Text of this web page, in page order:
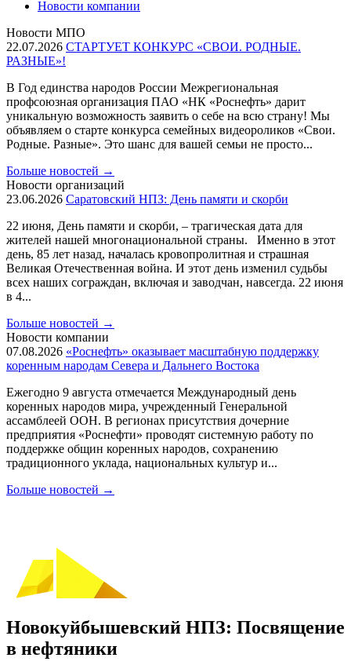
Новости компании
Новости МПО
22.07.2026 СТАРТУЕТ КОНКУРС «СВОИ. РОДНЫЕ.
РАЗНЫЕ»!
В Год единства народов России Межрегиональная
профсоюзная организация ПАО «НК «Роснефть» дарит
уникальную возможность заявить о себе на всю страну! Мы
объявляем о старте конкурса семейных видеороликов «Свои.
Родные. Разные». Это шанс для вашей семьи не просто...
Больше новостей →
Новости организаций
23.06.2026 Саратовский НПЗ: День памяти и скорби
22 июня, День памяти и скорби, – трагическая дата для
жителей нашей многонациональной страны. Именно в этот
день, 85 лет назад, началась кровопролитная и страшная
Великая Отечественная война. И этот день изменил судьбы
всех наших сограждан, включая и заводчан, навсегда. 22 июня
в 4...
Больше новостей →
Новости компании
07.08.2026 «Роснефть» оказывает масштабную поддержку
коренным народам Севера и Дальнего Востока
Ежегодно 9 августа отмечается Международный день
коренных народов мира, учрежденный Генеральной
ассамблеей ООН. В регионах присутствия дочерние
предприятия «Роснефти» проводят системную работу по
поддержке общин коренных народов, сохранению
традиционного уклада, национальных культур и...
Больше новостей →
Новокуйбышевский НПЗ: Посвящение
в нефтяники